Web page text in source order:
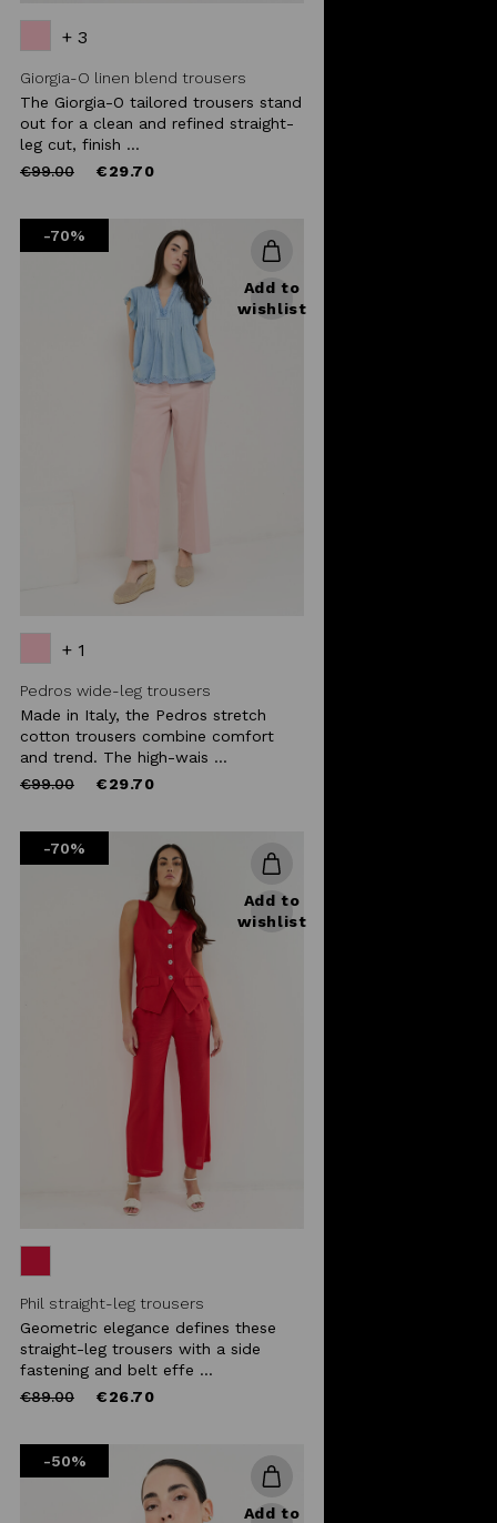
+ 3
Giorgia-O linen blend trousers
The Giorgia-O tailored trousers stand
out for a clean and refined straight-
leg cut, finish ...
Price
€99.00to €29.70
-70%
Add to
wishlist
+ 1
Pedros wide-leg trousers
Made in Italy, the Pedros stretch
cotton trousers combine comfort
and trend. The high-wais ...
Price
€99.00to €29.70
-70%
Add to
wishlist
Phil straight-leg trousers
Geometric elegance defines these
straight-leg trousers with a side
fastening and belt effe ...
Price
€89.00to €26.70
-50%
Add to